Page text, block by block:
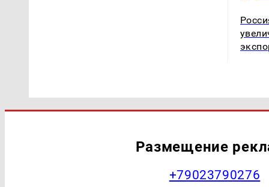
Размещение
+79023790276